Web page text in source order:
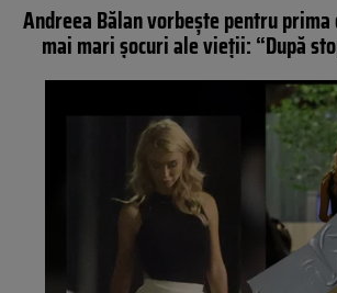
Andreea Bălan vorbește pentru
mai mari șocuri ale vieții: “După